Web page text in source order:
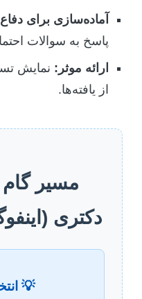
آماده‌سازی برای
پاسخ به سوالات
ارائه موثر: نمایش
از یافته‌ها.
مسیر گام
دکتری
💡